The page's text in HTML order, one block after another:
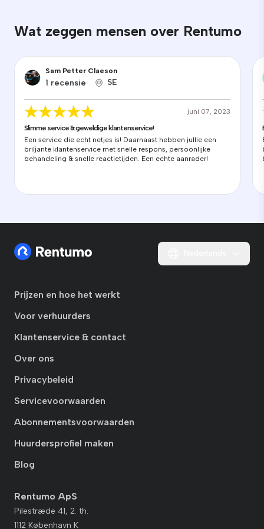
Wat zeggen mensen over Rentumo
Sam Petter Claeson
1 recensie SE
juni 07, 2023
Slimme service & geweldige klantenservice!
Een service die echt netjes is! Daarnaast hebben jullie een
briljante klantenservice met snelle respons, persoonlijke
behandeling & snelle reactietijden. Een echte aanrader!
Prijzen en hoe het werkt
Voor verhuurders
Klantenservice & contact
Over ons
Privacybeleid
Servicevoorwaarden
Abonnementsvoorwaarden
Huurdersprofiel maken
Blog
Rentumo ApS
Pilestræde 41, 2. th.
1112 København K